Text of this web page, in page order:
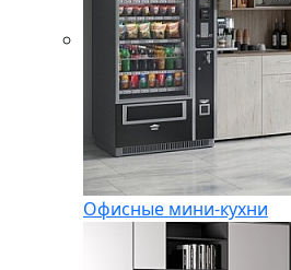
Офисные мини-кухни